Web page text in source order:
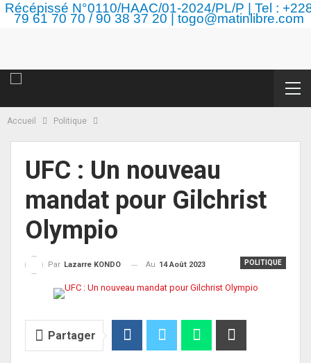
Récépissé N°0110/HAAC/01-2024/PL/P | Tel :
79 61 70 70 / 90 38 37 20 | togo@matinlibre.com
Accueil Politique
UFC : Un nouveau
mandat pour Gilchrist
Olympio
POLITIQUE
Par Lazarre KONDO Au 14 Août 2023
Partager